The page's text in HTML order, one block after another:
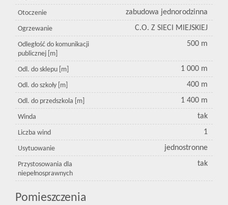
Otoczenie zabudowa jednorodzinna
Ogrzewanie C.O. Z SIECI MIEJSKIEJ
Odległość do komunikacji
publicznej [m]
500 m
Odl. do sklepu [m] 1 000 m
Odl. do szkoły [m] 400 m
Odl. do przedszkola [m] 1 400 m
Winda tak
Liczba wind 1
Usytuowanie jednostronne
Przystosowania dla
niepełnosprawnych
tak
Pomieszczenia